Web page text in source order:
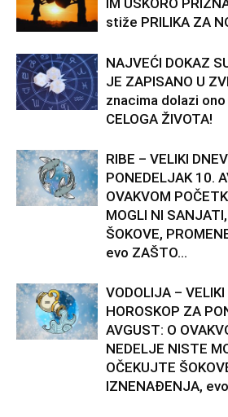
IM USKORO
stiže PRILIKA ZA
NAJVEĆI DOKAZ
JE ZAPISANO U
znacima dolazi
CELOGA ŽIVOTA!
RIBE – VELIKI
PONEDELJAK 10.
OVAKVOM
MOGLI NI
ŠOKOVE,
evo ZAŠTO...
VODOLIJA – VELIKI
HOROSKOP ZA
AVGUST: O
NEDELJE NISTE
OČEKUJTE
IZNENAĐENJA,